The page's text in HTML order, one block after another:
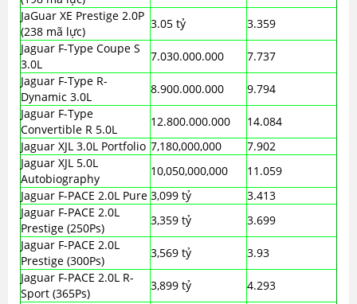
JaGuar XE Prestige 2.0P
(238 mã lực)
3.05 tỷ
3.359
Jaguar F-Type Coupe S
3.0L
7.030.000.000
7.737
Jaguar F-Type R-
Dynamic 3.0L
8.900.000.000
9.794
Jaguar F-Type
Convertible R 5.0L
12.800.000.000
14.084
Jaguar XJL 3.0L Portfolio 7,180,000,000
7.902
Jaguar XJL 5.0L
Autobiography
10,050,000,000
11.059
Jaguar F-PACE 2.0L Pure 3,099 tỷ
3.413
Jaguar F-PACE 2.0L
Prestige (250Ps)
3,359 tỷ
3.699
Jaguar F-PACE 2.0L
Prestige (300Ps)
3,569 tỷ
3.93
Jaguar F-PACE 2.0L R-
Sport (365Ps)
3,899 tỷ
4.293